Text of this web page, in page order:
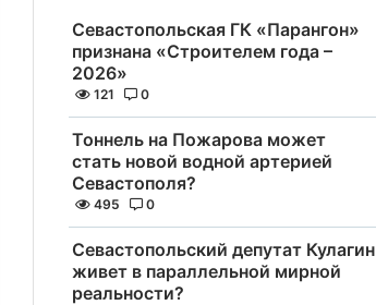
Севастопольская ГК «Парангон»
признана «Строителем года –
2026»
121 0
Тоннель на Пожарова может
стать новой водной артерией
Севастополя?
495 0
Севастопольский депутат Кулагин
живет в параллельной мирной
реальности?